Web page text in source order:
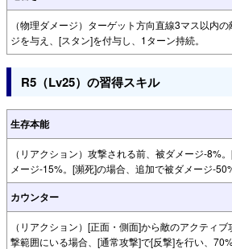
（物理ダメージ）ターゲット方向直線3マス以内
ジを与え、[スタン]を付与し、1ターン持続。
R5（Lv25）の習得スキル
生存本能
（リアクション）攻撃される前、被ダメージ-8%
メージ-15%。[瀕死]の場合、追加で被ダメージ-50%
カウンター
（リアクション）[正面・側面]から敵のアクティ
撃範囲にいる場合、[通常攻撃]で[反撃]を行い、